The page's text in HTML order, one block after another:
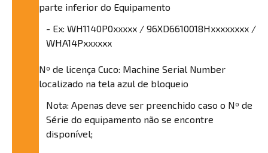
parte inferior do Equipamento
- Ex: WH1140P0xxxxx / 96XD6610018Hxxxxxxxx /
WHA14Pxxxxxx
Nº de licença Cuco: Machine Serial Number
localizado na tela azul de bloqueio
Nota: Apenas deve ser preenchido caso o Nº de
Série do equipamento não se encontre
disponível;